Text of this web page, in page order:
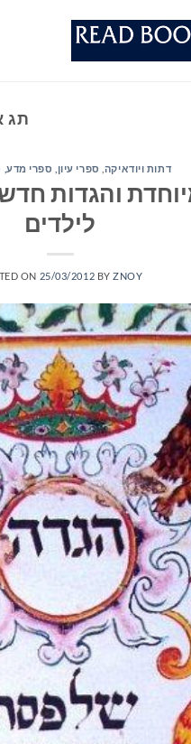
תג
דתות ויודאיקה ספרי עיון, ספרי מדע,
לילדים
ON 25/03/2012 BYZNOY